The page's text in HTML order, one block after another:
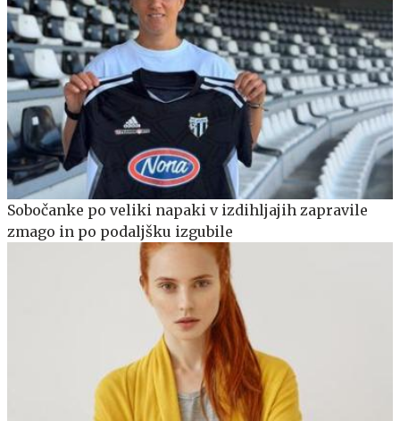
Sobočanke po veliki napaki v izdihljajih zapravile
zmago in po podaljšku izgubile